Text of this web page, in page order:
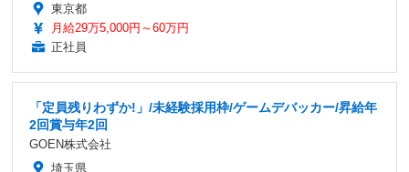
東京都
月給29万5,000円～60万円
正社員
「定員残りわずか!」/未経験採用枠/ゲームデバッカー/昇給年
2回賞与年2回
GOEN株式会社
埼玉県